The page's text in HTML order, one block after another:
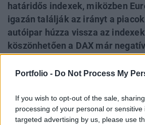
Portfolio - Do Not Process My
If you wish to opt-out of the sale,
processing of your personal or
targeted advertising by us, please use
határidős indexek, miközben
igazán találják az irányt a
autóipar húzza vissza az
köszönhetően a DAX már
néz ki a napi grafikon. Az
érkezik a tengerentúlról, így ez
kereskedés menetén.